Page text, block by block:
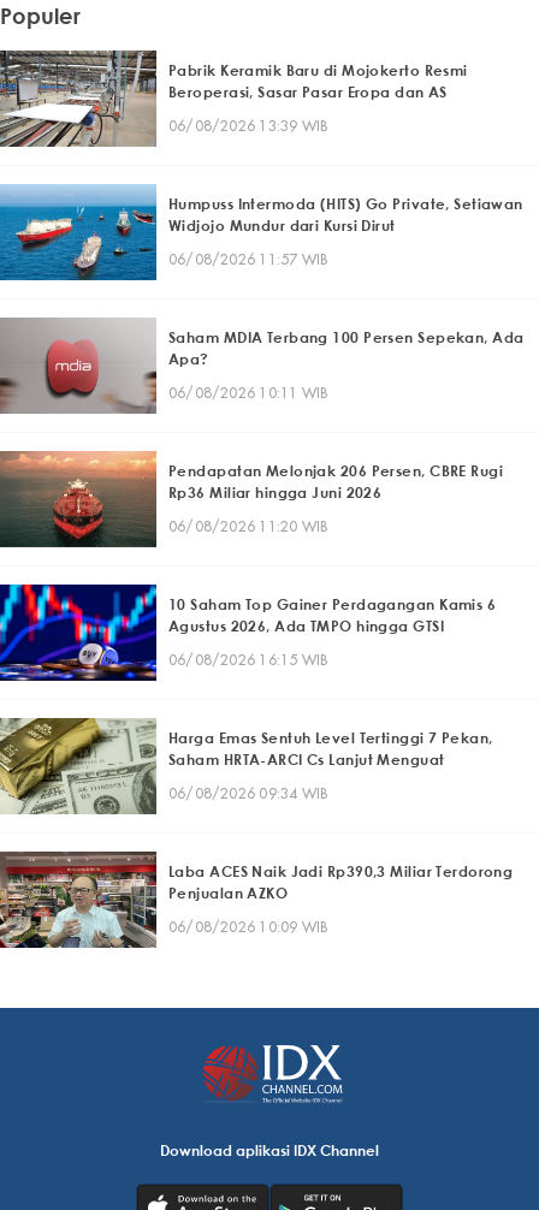
Populer
Pabrik Keramik Baru di Mojokerto Resmi
Beroperasi, Sasar Pasar Eropa dan AS
06/08/2026 13:39 WIB
Humpuss Intermoda (HITS) Go Private, Setiawan
Widjojo Mundur dari Kursi Dirut
06/08/2026 11:57 WIB
Saham MDIA Terbang 100 Persen Sepekan, Ada
Apa?
06/08/2026 10:11 WIB
Pendapatan Melonjak 206 Persen, CBRE Rugi
Rp36 Miliar hingga Juni 2026
06/08/2026 11:20 WIB
10 Saham Top Gainer Perdagangan Kamis 6
Agustus 2026, Ada TMPO hingga GTSI
06/08/2026 16:15 WIB
Harga Emas Sentuh Level Tertinggi 7 Pekan,
Saham HRTA-ARCI Cs Lanjut Menguat
06/08/2026 09:34 WIB
Laba ACES Naik Jadi Rp390,3 Miliar Terdorong
Penjualan AZKO
06/08/2026 10:09 WIB
Download aplikasi IDX Channel